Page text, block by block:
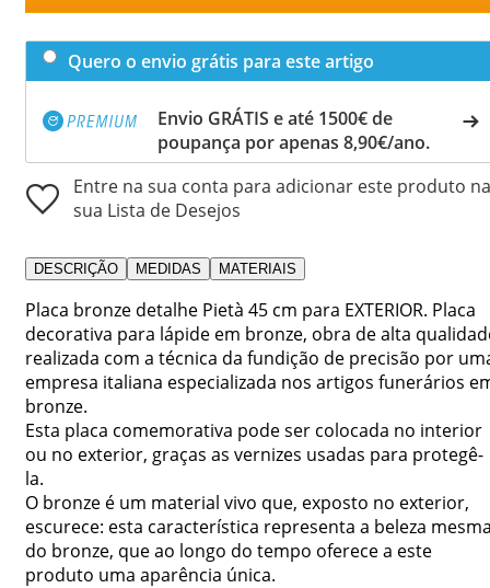
Quero o envio grátis para este artigo
Envio GRÁTIS e até 1500€ de
poupança por apenas 8,90€/ano.
Entre na sua conta para adicionar este produto na
sua Lista de Desejos
DESCRIÇÃO MEDIDAS MATERIAIS
Placa bronze detalhe Pietà 45 cm para EXTERIOR. Placa
decorativa para lápide em bronze, obra de alta
realizada com a técnica da fundição de precisão por
empresa italiana especializada nos artigos funerários
bronze.
Esta placa comemorativa pode ser colocada no interior
ou no exterior, graças as vernizes usadas para protegê-
la.
O bronze é um material vivo que, exposto no exterior,
escurece: esta característica representa a beleza
do bronze, que ao longo do tempo oferece a este
produto uma aparência única.